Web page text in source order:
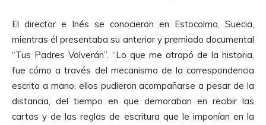
El director e Inés se conocieron en Estocolmo, Suecia,
mientras él presentaba su anterior y premiado documental
“Tus Padres Volverán”. “Lo que me atrapó de la historia,
fue cómo a través del mecanismo de la correspondencia
escrita a mano, ellos pudieron acompañarse a pesar de la
distancia, del tiempo en que demoraban en recibir las
cartas y de las reglas de escritura que le imponían en la